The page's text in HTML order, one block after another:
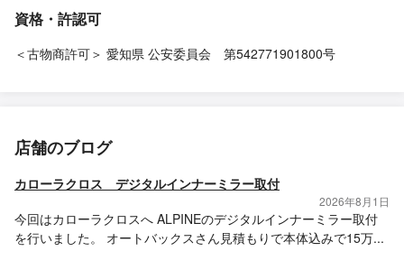
資格・許認可
＜古物商許可＞ 愛知県 公安委員会 第542771901800号
店舗のブログ
カローラクロス デジタルインナーミラー取付
2026年8月1日
今回はカローラクロスへ ALPINEのデジタルインナーミラー取付
を行いました。 オートバックスさん見積もりで本体込みで15万...